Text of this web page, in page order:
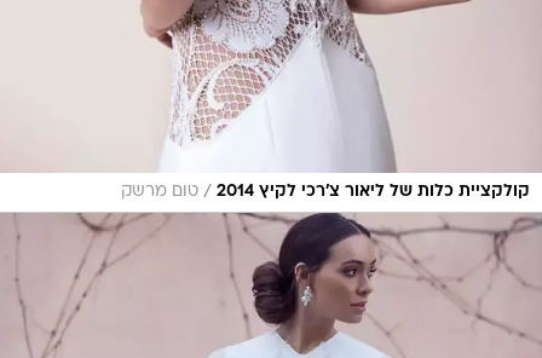
קולקציית כלות של ליאור צ'רכי לקיץ 2014 / טום מרשק